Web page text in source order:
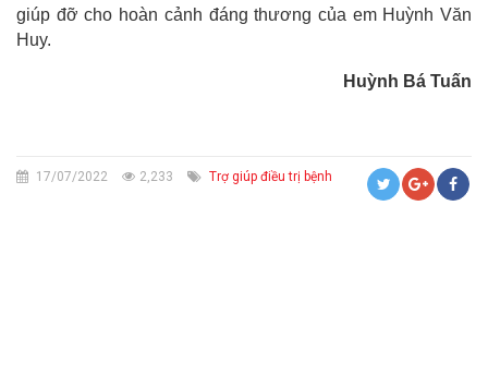
giúp đỡ cho hoàn cảnh đáng thương của em Huỳnh Văn
Huy.
Huỳnh Bá Tuấn
17/07/2022 2,233 Trợ giúp điều trị bệnh